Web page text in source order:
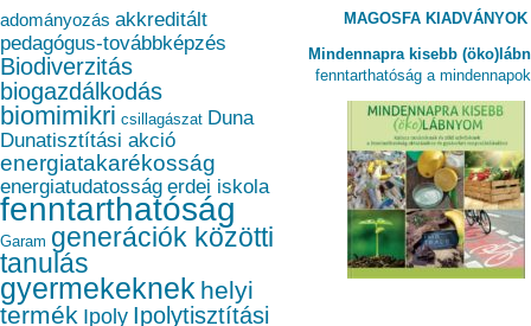
adományozás akkreditált
pedagógus-továbbképzés
Biodiverzitás
biogazdálkodás
biomimikri csillagászat Duna
Dunatisztítási akció
energiatakarékosság
energiatudatosság erdei iskola
fenntarthatóság
Garam generációk közötti
tanulás
gyermekeknek helyi
termék Ipoly Ipolytisztítási
MAGOSFA KIADVÁNYOK
Mindennapra kisebb
fenntarthatóság a